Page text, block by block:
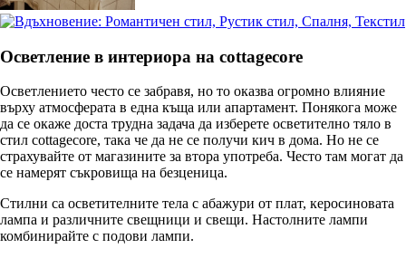
Осветление в интериора на cottagecore
Осветлението често се забравя, но то оказва огромно влияние
върху атмосферата в една къща или апартамент. Понякога може
да се окаже доста трудна задача да изберете осветително тяло в
стил cottagecore, така че да не се получи кич в дома. Но не се
страхувайте от магазините за втора употреба. Често там могат да
се намерят съкровища на безценица.
Стилни са осветителните тела с абажури от плат, керосиновата
лампа и различните свещници и свещи. Настолните лампи
комбинирайте с подови лампи.